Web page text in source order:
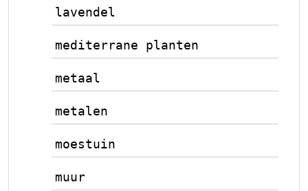
lavendel
mediterrane planten
metaal
metalen
moestuin
muur